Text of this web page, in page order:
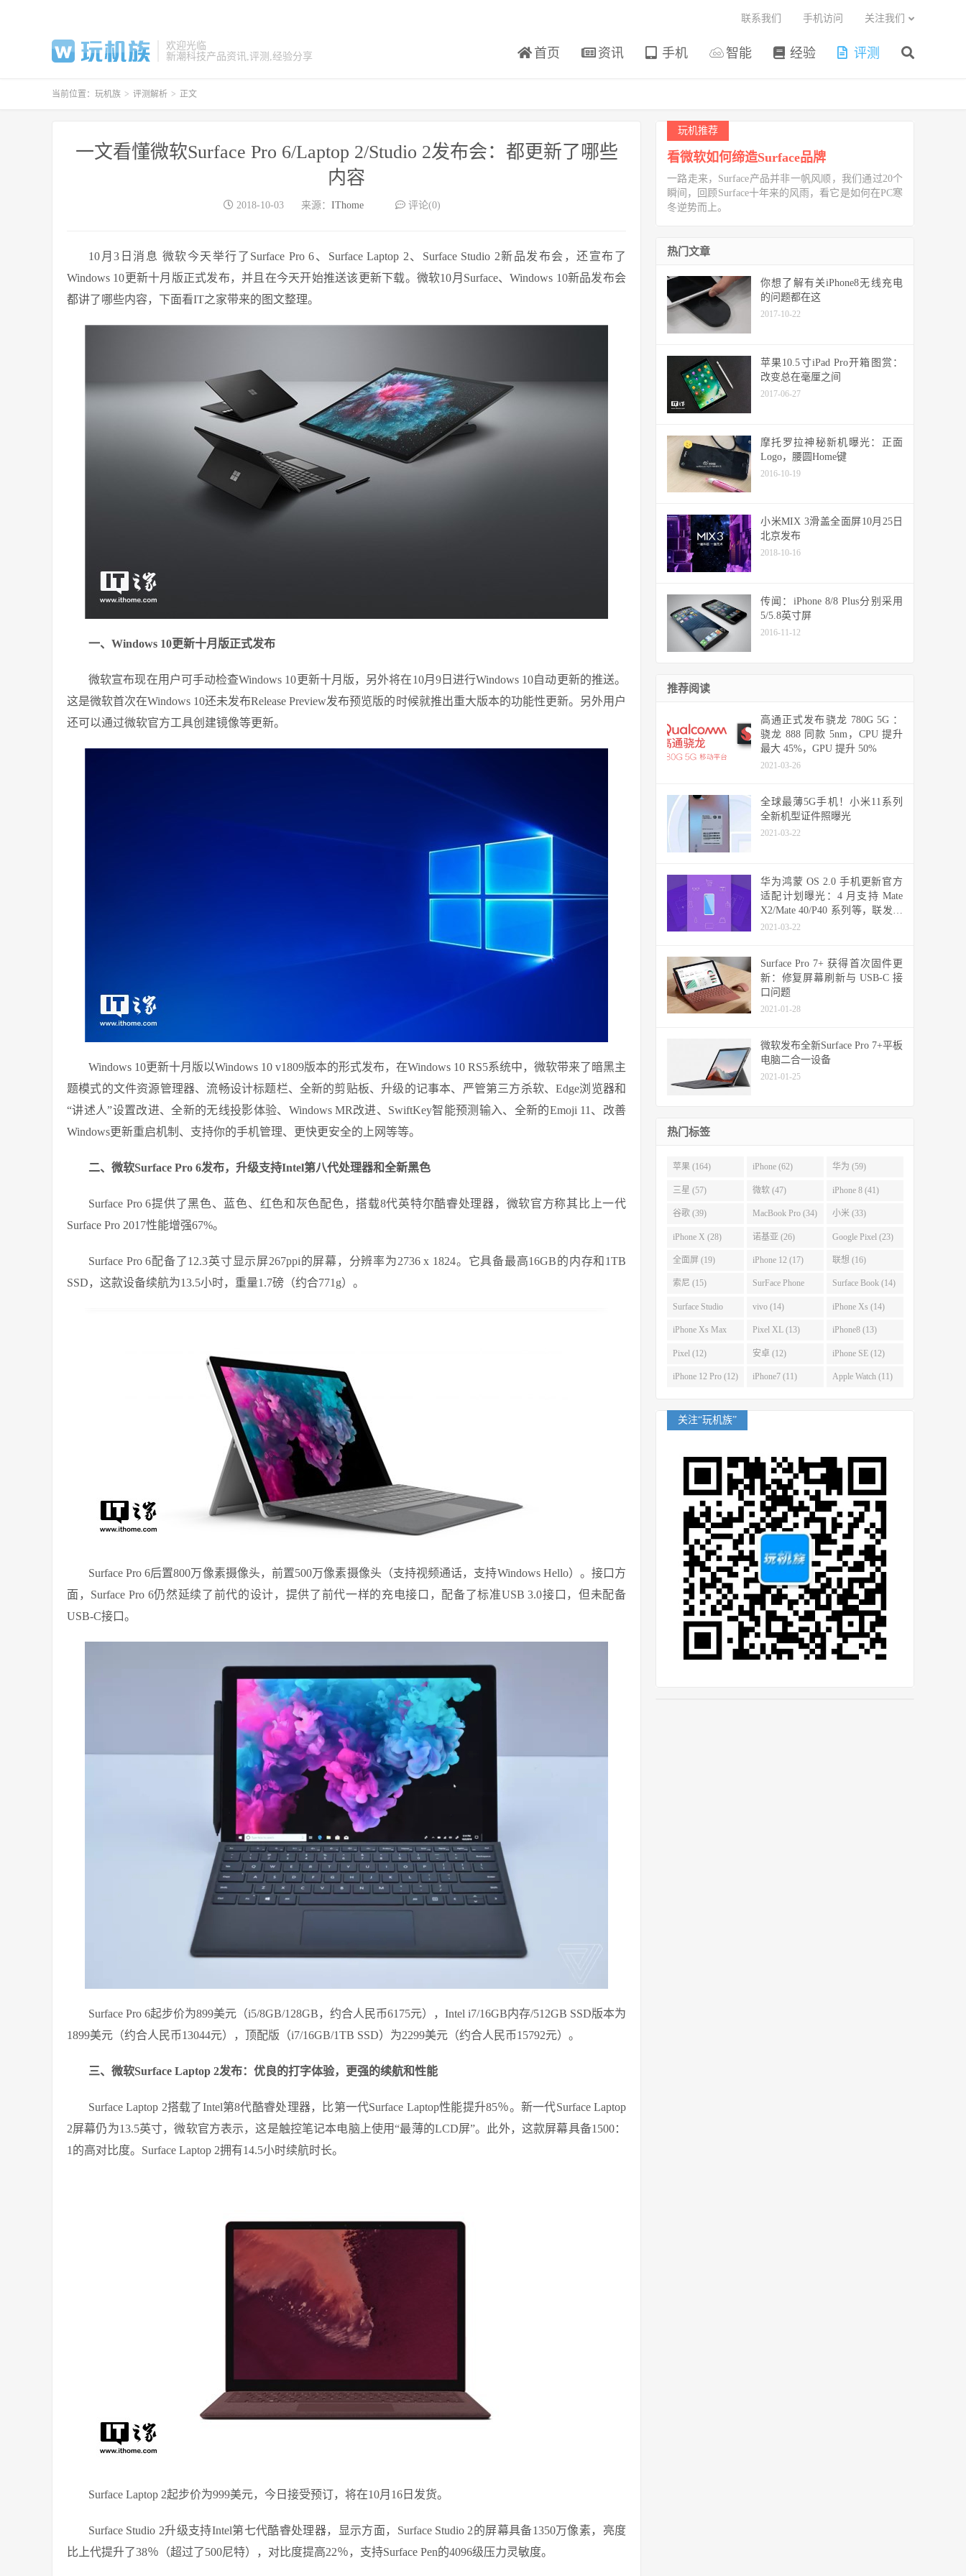
欢迎光临
新潮科技产品资讯,评测,经验分享
首页 资讯 手机 智能 经验 评测
联系我们 手机访问 关注我们
当前位置： 玩机族 > 评测解析 > 正文
一文看懂微软Surface Pro 6/Laptop 2/Studio 2发布会：都更新了哪些
内容
2018-10-03 来源： IThome 评论(0)
10月3日消息 微软今天举行了Surface Pro 6、Surface Laptop 2、Surface Studio 2新品发布会，还宣布了
Windows 10更新十月版正式发布，并且在今天开始推送该更新下载。微软10月Surface、Windows 10新品发布会
都讲了哪些内容，下面看IT之家带来的图文整理。
一、Windows 10更新十月版正式发布
微软宣布现在用户可手动检查Windows 10更新十月版，另外将在10月9日进行Windows 10自动更新的推送。
这是微软首次在Windows 10还未发布Release Preview发布预览版的时候就推出重大版本的功能性更新。另外用户
还可以通过微软官方工具创建镜像等更新。
Windows 10更新十月版以Windows 10 v1809版本的形式发布，在Windows 10 RS5系统中，微软带来了暗黑主
题模式的文件资源管理器、流畅设计标题栏、全新的剪贴板、升级的记事本、严管第三方杀软、Edge浏览器和
“讲述人”设置改进、全新的无线投影体验、Windows MR改进、SwiftKey智能预测输入、全新的Emoji 11、改善
Windows更新重启机制、支持你的手机管理、更快更安全的上网等等。
二、微软Surface Pro 6发布，升级支持Intel第八代处理器和全新黑色
Surface Pro 6提供了黑色、蓝色、红色和灰色配色，搭载8代英特尔酷睿处理器，微软官方称其比上一代
Surface Pro 2017性能增强67%。
Surface Pro 6配备了12.3英寸显示屏267ppi的屏幕，分辨率为2736 x 1824。它具备最高16GB的内存和1TB
SSD，这款设备续航为13.5小时，重量1.7磅（约合771g）。
Surface Pro 6后置800万像素摄像头，前置500万像素摄像头（支持视频通话，支持Windows Hello）。接口方
面，Surface Pro 6仍然延续了前代的设计，提供了前代一样的充电接口，配备了标准USB 3.0接口，但未配备
USB-C接口。
Surface Pro 6起步价为899美元（i5/8GB/128GB，约合人民币6175元），Intel i7/16GB内存/512GB SSD版本为
1899美元（约合人民币13044元），顶配版（i7/16GB/1TB SSD）为2299美元（约合人民币15792元）。
三、微软Surface Laptop 2发布：优良的打字体验，更强的续航和性能
Surface Laptop 2搭载了Intel第8代酷睿处理器，比第一代Surface Laptop性能提升85％。新一代Surface Laptop
2屏幕仍为13.5英寸，微软官方表示，这是触控笔记本电脑上使用“最薄的LCD屏”。此外，这款屏幕具备1500：
1的高对比度。Surface Laptop 2拥有14.5小时续航时长。
Surface Laptop 2起步价为999美元，今日接受预订，将在10月16日发货。
Surface Studio 2升级支持Intel第七代酷睿处理器，显示方面，Surface Studio 2的屏幕具备1350万像素，亮度
比上代提升了38％（超过了500尼特），对比度提高22％，支持Surface Pen的4096级压力灵敏度。
玩机推荐
看微软如何缔造Surface品牌
一路走来，Surface产品并非一帆风顺，我们通过20个
瞬间，回顾Surface十年来的风雨，看它是如何在PC寒
冬逆势而上。
热门文章
你想了解有关iPhone8无线充电
的问题都在这
2017-10-22
苹果10.5寸iPad Pro开箱图赏：
改变总在毫厘之间
2017-06-27
摩托罗拉神秘新机曝光：正面
Logo，腰圆Home键
2016-10-19
小米MIX 3滑盖全面屏10月25日
北京发布
2018-10-16
传闻：iPhone 8/8 Plus分别采用
5/5.8英寸屏
2016-11-12
推荐阅读
高通正式发布骁龙 780G 5G ：
骁龙 888 同款 5nm，CPU 提升
最大 45%，GPU 提升 50%
2021-03-26
全球最薄5G手机！小米11系列
全新机型证件照曝光
2021-03-22
华为鸿蒙 OS 2.0 手机更新官方
适配计划曝光：4 月支持 Mate
X2/Mate 40/P40 系列等，联发科
天玑机型可能无缘
2021-03-22
Surface Pro 7+ 获得首次固件更
新：修复屏幕刷新与 USB-C 接
口问题
2021-01-28
微软发布全新Surface Pro 7+平板
电脑二合一设备
2021-01-25
热门标签
苹果 (164) iPhone (62) 华为 (59)
三星 (57) 微软 (47) iPhone 8 (41)
谷歌 (39) MacBook Pro (34) 小米 (33)
iPhone X (28) 诺基亚 (26) Google Pixel (23)
全面屏 (19) iPhone 12 (17) 联想 (16)
索尼 (15) SurFace Phone
(14)
Surface Book (14)
Surface Studio
(14)
vivo (14) iPhone Xs (14)
iPhone Xs Max
(14)
Pixel XL (13) iPhone8 (13)
Pixel (12) 安卓 (12) iPhone SE (12)
iPhone 12 Pro (12) iPhone7 (11) Apple Watch (11)
关注“玩机族”